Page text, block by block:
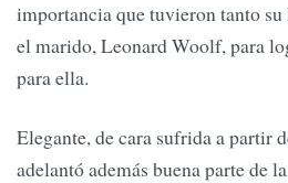
importancia que tuvieron tanto su
el marido, Leonard Woolf, para
para ella.
Elegante, de cara sufrida a partir
adelantó además buena parte de